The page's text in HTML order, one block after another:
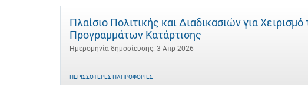
Πλαίσιο Πολιτικής και Διαδικασιών για
Προγραμμάτων Κατάρτισης
Ημερομηνία δημοσίευσης: 3 Απρ 2026
ΠΕΡΙΣΣΌΤΕΡΕΣ ΠΛΗΡΟΦΟΡΊΕΣ